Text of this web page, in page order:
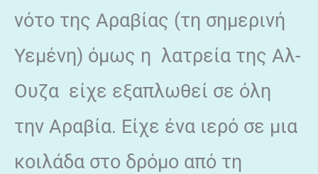
νότο της Αραβίας (τη σημερινή
Υεμένη) όμως η λατρεία της Αλ-
Ουζα είχε εξαπλωθεί σε όλη
την Αραβία. Είχε ένα ιερό σε μια
κοιλάδα στο δρόμο από τη